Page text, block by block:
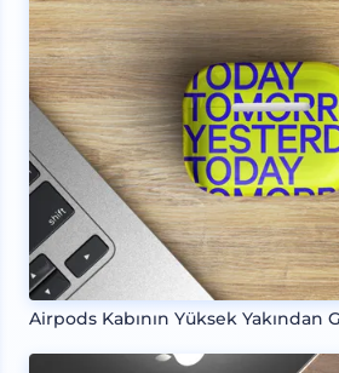
Airpods Kabının Yüksek Yakından